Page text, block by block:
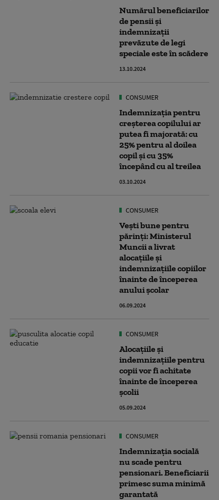
Numărul beneficiarilor
de pensii și
indemnizații
prevăzute de legi
speciale este în scădere
13.10.2024
CONSUMER
Indemnizația pentru
creșterea copilului ar
putea fi majorată: cu
25% pentru al doilea
copil şi cu 35%
începând cu al treilea
03.10.2024
CONSUMER
Vești bune pentru
părinți: Ministerul
Muncii a livrat
alocațiile și
indemnizațiile copiilor
înainte de începerea
anului școlar
06.09.2024
CONSUMER
Alocațiile și
indemnizațiile pentru
copii vor fi achitate
înainte de începerea
școlii
05.09.2024
CONSUMER
Indemnizația socială
nu scade pentru
pensionari. Beneficiarii
primesc suma minimă
garantată